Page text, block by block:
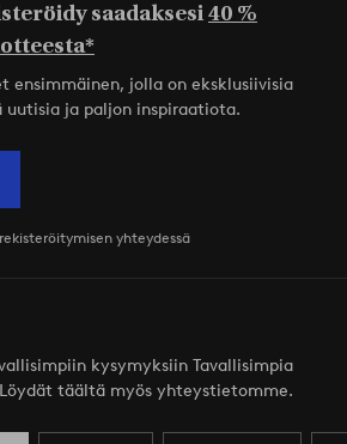
saadaksesi40 %
ensimmäinen, jolla on eksklusiivisia
ja paljon inspiraatiota.
yhteydessä
kysymyksiin Tavallisimpia
täältä myös yhteystietomme.